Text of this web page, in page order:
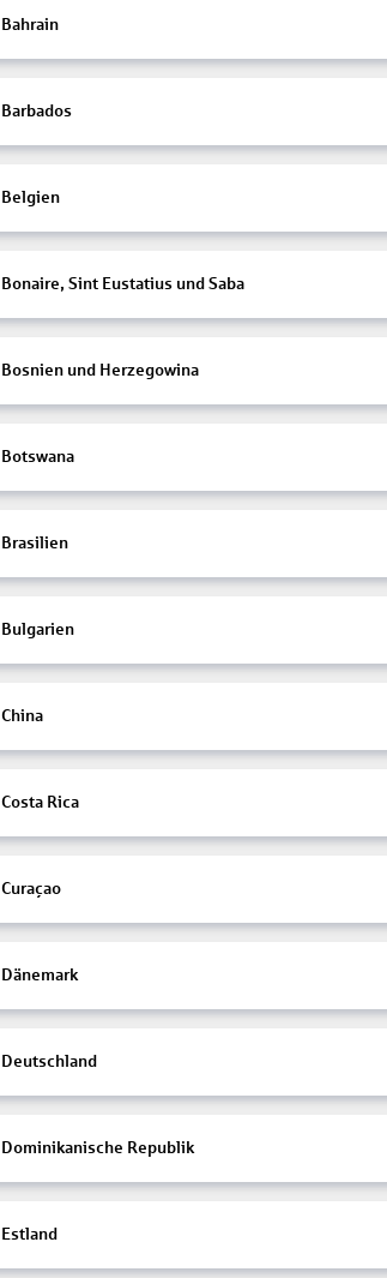
Bahrain
Barbados
Belgien
Bonaire, Sint Eustatius und Saba
Bosnien und Herzegowina
Botswana
Brasilien
Bulgarien
China
Costa Rica
Curaçao
Dänemark
Deutschland
Dominikanische Republik
Estland